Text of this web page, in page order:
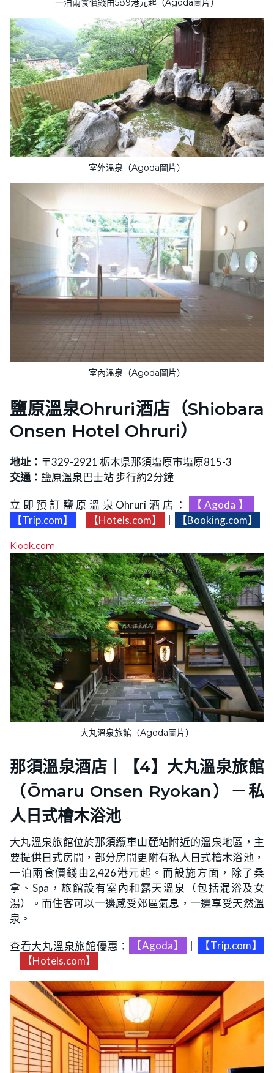
一泊兩食價錢由589港元起（Agoda圖片）
室外溫泉（Agoda圖片）
室內溫泉（Agoda圖片）
鹽原溫泉Ohruri酒店（Shiobara
Onsen Hotel Ohruri）
地址： 〒329-2921 栃木県那須塩原市塩原815-3
交通： 鹽原溫泉巴士站 步行約2分鐘
立即預訂鹽原溫泉Ohruri酒店： 【Agoda】
【Trip.com】
【Hotels.com】 【Booking.com】
Klook.com
大丸溫泉旅館（Agoda圖片）
那須溫泉酒店｜【4】大丸溫泉旅館
（Ōmaru Onsen Ryokan）－私
人日式檜木浴池
大丸溫泉旅館位於那須纜車山麓站附近的溫泉地區，主
要提供日式房間，部分房間更附有私人日式檜木浴池，
一泊兩食價錢由2,426港元起。而設施方面，除了桑
拿、Spa，旅館設有室內和露天溫泉（包括混浴及女
湯）。而住客可以一邊感受郊區氣息，一邊享受天然溫
泉。
查看大丸溫泉旅館優惠： 【Agoda】
【Trip.com】
【Hotels.com】